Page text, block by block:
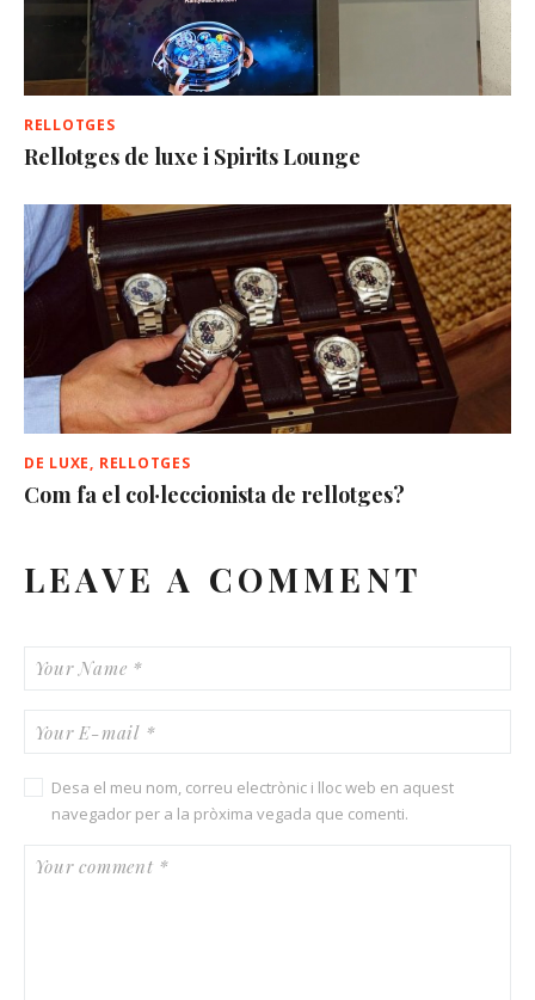
LEAVE A COMMENT
Desa el meu nom, correu electrònic i lloc web en aquest
navegador per a la pròxima vegada que comenti.
RELLOTGES
Rellotges de luxe i Spirits Lounge
DE LUXE, RELLOTGES
Com fa el col·leccionista de rellotges?